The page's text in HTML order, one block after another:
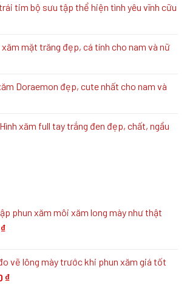
tim bộ sưu tập thể hiện tình yêu vĩnh cữu
xăm mặt trăng đẹp, cá tính cho nam và nữ
Doraemon đẹp, cute nhất cho nam và
xăm full tay trắng đen đẹp, chất, ngầu
phun xăm môi xăm long mày như thật
₫
vẽ lông mày trước khi phun xăm giá tốt
₫